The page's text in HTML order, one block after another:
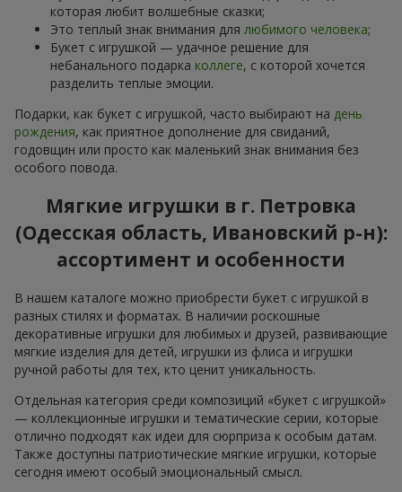
которая любит волшебные сказки;
Это теплый знак внимания для любимого человека;
Букет с игрушкой — удачное решение для
небанального подарка коллеге, с которой хочется
разделить теплые эмоции.
Подарки, как букет с игрушкой, часто выбирают на день
рождения, как приятное дополнение для свиданий,
годовщин или просто как маленький знак внимания без
особого повода.
Мягкие игрушки в г. Петровка
(Одесская область, Ивановский р-н):
ассортимент и особенности
В нашем каталоге можно приобрести букет с игрушкой в
разных стилях и форматах. В наличии роскошные
декоративные игрушки для любимых и друзей, развивающие
мягкие изделия для детей, игрушки из флиса и игрушки
ручной работы для тех, кто ценит уникальность.
Отдельная категория среди композиций «букет с игрушкой»
— коллекционные игрушки и тематические серии, которые
отлично подходят как идеи для сюрприза к особым датам.
Также доступны патриотические мягкие игрушки, которые
сегодня имеют особый эмоциональный смысл.